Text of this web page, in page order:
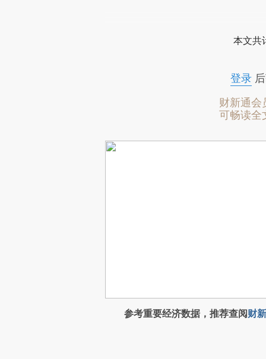
本文共
登录后
财新通会
可畅读全
参考重要经济数据，推荐查阅财